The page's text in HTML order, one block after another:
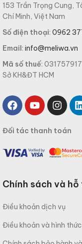
153 Trần Trọng Cung,
Chí Minh, Việt Nam
Số điện thoại: 0962
Email : info@meliwa.vn
Mã số thuế:
Sở KH&ĐT HCM
Đối tác thanh toán
Chính sách và
Điều khoản dịch vụ
Điều khoản và hình